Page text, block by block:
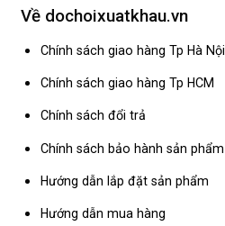
Về dochoixuatkhau.vn
Chính sách giao hàng Tp Hà Nội
Chính sách giao hàng Tp HCM
Chính sách đổi trả
Chính sách bảo hành sản phẩm
Hướng dẫn lắp đặt sản phẩm
Hướng dẫn mua hàng